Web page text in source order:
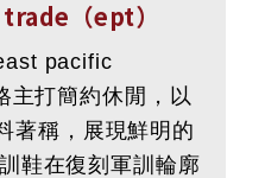
（ept）
pacific
主打簡約休閒，以
著稱，展現鮮明的
鞋在復刻軍訓輪廓